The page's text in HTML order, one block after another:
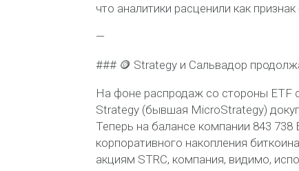
что аналитики расценили как
—
### 🪙 Strategy и Сальвадор
На фоне распродаж со стороны ETF
Strategy (бывшая MicroStrategy)
Теперь на балансе компании 843 738
корпоративного накопления
акциям STRC, компания, видимо,